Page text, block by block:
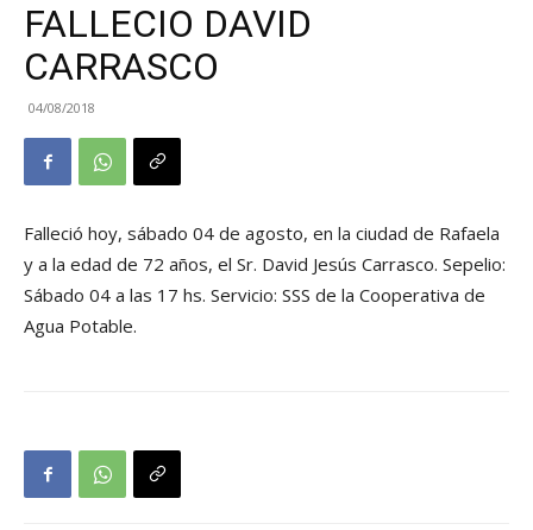
FALLECIO DAVID
CARRASCO
04/08/2018
Falleció hoy, sábado 04 de agosto, en la ciudad de Rafaela
y a la edad de 72 años, el Sr. David Jesús Carrasco. Sepelio:
Sábado 04 a las 17 hs. Servicio: SSS de la Cooperativa de
Agua Potable.